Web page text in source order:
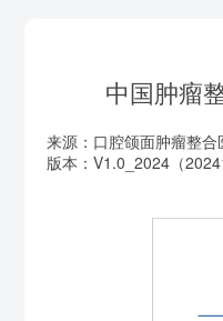
中国肿瘤
来源：口腔颌面肿瘤整合
版本：V1.0_2024（